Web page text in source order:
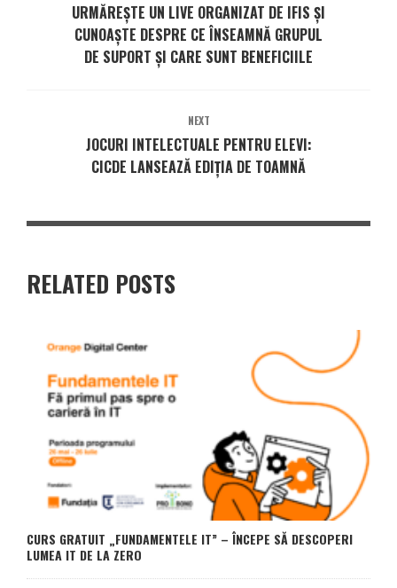
URMĂREȘTE UN LIVE ORGANIZAT DE IFIS ȘI
CUNOAȘTE DESPRE CE ÎNSEAMNĂ GRUPUL
DE SUPORT ȘI CARE SUNT BENEFICIILE
NEXT
JOCURI INTELECTUALE PENTRU ELEVI:
CICDE LANSEAZĂ EDIȚIA DE TOAMNĂ
RELATED POSTS
CURS GRATUIT „FUNDAMENTELE IT” – ÎNCEPE SĂ DESCOPERI
LUMEA IT DE LA ZERO